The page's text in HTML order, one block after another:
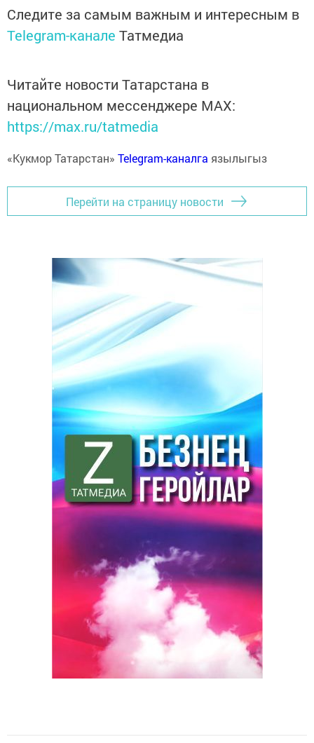
Следите за самым важным и интересным в
Telegram-канале Татмедиа
Читайте новости Татарстана в
национальном мессенджере MАХ:
https://max.ru/tatmedia
«Кукмор Татарстан» Telegram-каналга язылыгыз
Перейти на страницу новости